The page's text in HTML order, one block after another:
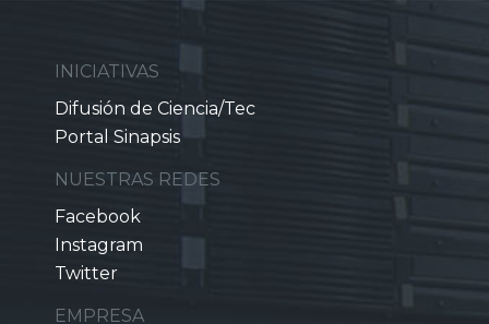
INICIATIVAS
Difusión de Ciencia/Tec
Portal Sinapsis
NUESTRAS REDES
Facebook
Instagram
Twitter
EMPRESA